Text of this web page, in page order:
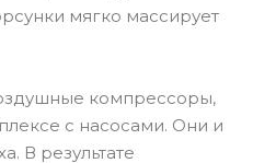
мягко массирует
компрессоры,
с насосами. Они и
В результате